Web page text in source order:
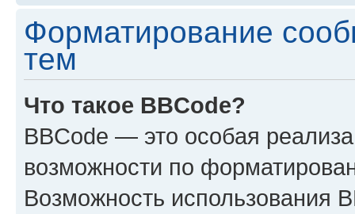
Форматирование
тем
Что такое BBCode?
BBCode — это особая
возможности по
Возможность использования